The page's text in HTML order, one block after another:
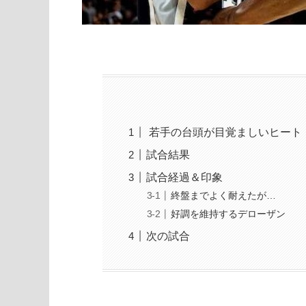
若手の台頭が目覚ましいヒート
試合結果
試合経過＆印象
終盤までよく耐えたが…
好調を維持するデローザン
次の試合